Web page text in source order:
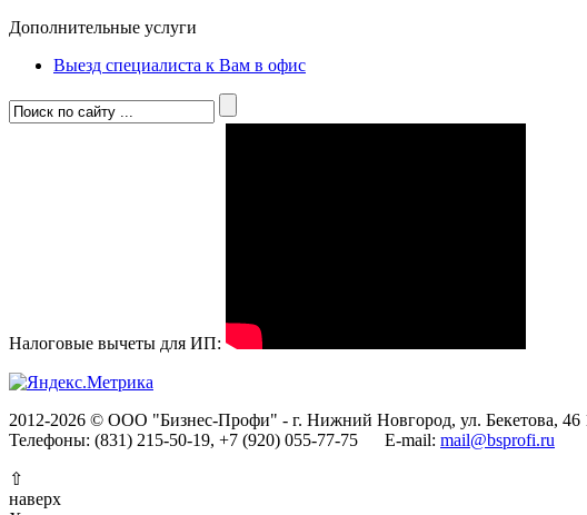
Дополнительные услуги
Выезд специалиста к Вам в офис
Налоговые вычеты для ИП:
2012-2026 © ООО "Бизнес-Профи" - г. Нижний Новгород, ул. Бекетова, 46
Телефоны: (831) 215-50-19, +7 (920) 055-77-75 E-mail: mail@bsprofi.ru
⇧
наверх